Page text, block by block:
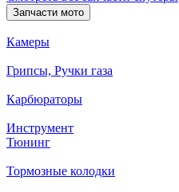
Запчасти мото
Камеры
Грипсы, Ручки газа
Карбюраторы
Инструмент
Тюнинг
Тормозные колодки